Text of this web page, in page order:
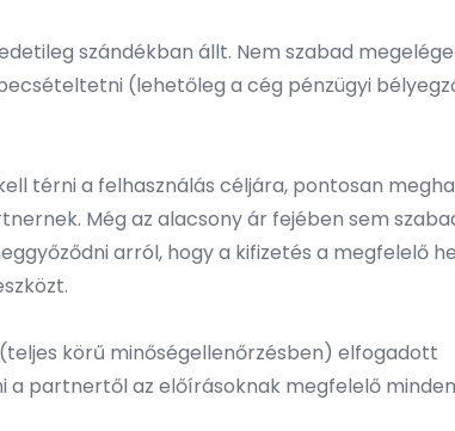
szándékban állt. Nem szabad
(lehetőleg a cég pénzügyi
térni a felhasználás céljára, pontosan
Még az alacsony ár fejében sem
arról, hogy a kifizetés a megfelelő
körű minőségellenőrzésben) elfogadott
a partnertől az előírásoknak megfelelő